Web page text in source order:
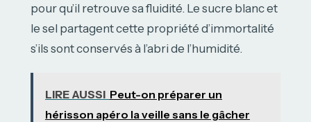
pour qu’il retrouve sa fluidité. Le sucre blanc et
le sel partagent cette propriété d’immortalité
s’ils sont conservés à l’abri de l’humidité.
LIRE AUSSI Peut-on préparer un
hérisson apéro la veille sans le gâcher